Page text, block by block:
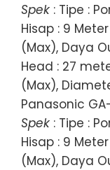
Spek : Tipe :
Hisap : 9
(Max), Daya
Head : 27
(Max),
Panasonic
Spek : Tipe :
Hisap : 9
(Max), Daya